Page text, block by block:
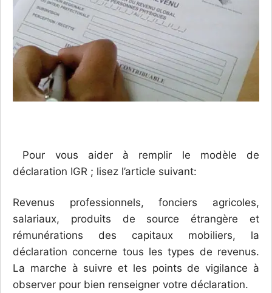
Pour vous aider à remplir le modèle de
déclaration IGR ; lisez l’article suivant:
Revenus professionnels, fonciers agricoles,
salariaux, produits de source étrangère et
rémunérations des capitaux mobiliers, la
déclaration concerne tous les types de revenus.
La marche à suivre et les points de vigilance à
observer pour bien renseigner votre déclaration.